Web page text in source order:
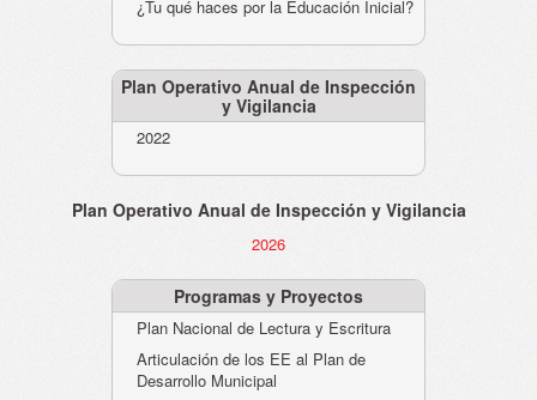
¿Tu qué haces por la Educación Inicial?
Plan Operativo Anual de Inspección
y Vigilancia
2022
Plan Operativo Anual de Inspección y Vigilancia
2026
Programas y Proyectos
Plan Nacional de Lectura y Escritura
Articulación de los EE al Plan de
Desarrollo Municipal